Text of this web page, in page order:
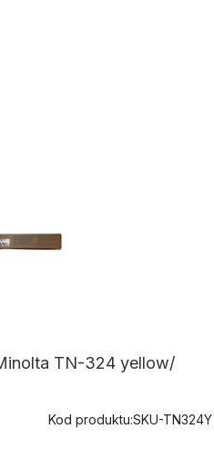
TN-324 yellow/
Kod produktu:SKU-TN324Y